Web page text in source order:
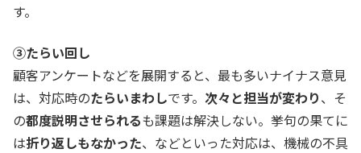
す。
③たらい回し
顧客アンケートなどを展開すると、最も多いナイナス意見
は、対応時のたらいまわしです。 次々と担当が変わり、そ
の都度説明させられるも課題は解決しない。挙句の果てに
は折り返しもなかった、などといった対応は、機械の不具